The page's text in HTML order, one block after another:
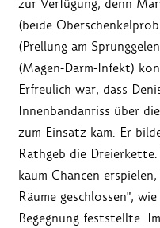
zur Verfügung, denn
(beide
(Prellung am
(Magen-Darm-Infekt)
Erfreulich war, dass
Innenbandanriss über
zum Einsatz kam. Er
Rathgeb die
kaum Chancen
Räume geschlossen",
Begegnung feststellte.